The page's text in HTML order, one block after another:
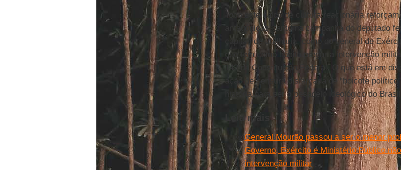
Todo este caldo de cultura reacionária
antagônicas, tanto na campanha do deputado
capitão de artilharia, como do general de
que tem como hábito pregar a intervenção
142 da Constituição Federal. O que está em
ação de censura disfarçada de “boicote
história para ser o pesadelo ideológico do
Leia mais
General Mourão passou a ser o menor
Governo, Exército e Ministério Público
intervenção militar